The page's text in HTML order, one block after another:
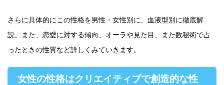
さらに具体的にこの性格を男性・女性別に、血液型別に徹底解
説。また、恋愛に対する傾向、オーラや見た目、また数秘術で占
ったときの性質など詳しくみていきます。
女性の性格はクリエイティブで創造的な性